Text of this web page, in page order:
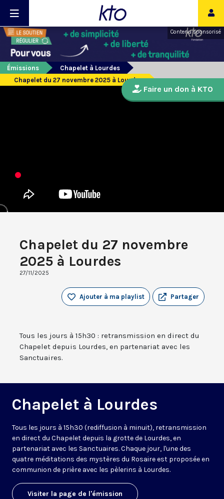
Contenu sponsorisé
Émissions
Chapelet à Lourdes
Chapelet du 27 novembre 2025 à Lourdes
Chapelet du 27 novembre
2025 à Lourdes
27/11/2025
Partager
Ajouter à ma playlist
Tous les jours à 15h30 : retransmission en direct du
Chapelet depuis Lourdes, en partenariat avec les
Sanctuaires.
Chapelet à Lourdes
Tous les jours à 15h30 (rediffusion à minuit), retransmission
en direct du Chapelet depuis la grotte de Lourdes, en
partenariat avec les Sanctuaires. Chaque jour, l'une des
quatre méditations des mystères du Rosaire est proposée en
communion de prière avec les pèlerins à Lourdes.
Visiter la page de l'émission
Faire un don à KTO